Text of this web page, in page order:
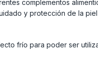
complementos
y protección de la
frío para poder ser